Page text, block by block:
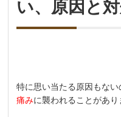
い、原因と
特に思い当たる原因もない
痛みに襲われることがあり